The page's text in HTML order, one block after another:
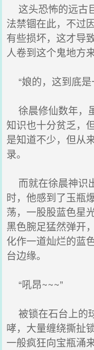
这头恐怖的远古
法禁锢在此，不过
有些损坏，这才导
人卷到这个鬼地方来
“娘的，这到底是
徐晨修仙数年，
知识也十分贫乏，
是知道不少，但从
录。
而就在徐晨神识
时，他感到了玉瓶
荡，一股股蓝色星
黑色腕足猛然弹开
化作一道灿烂的蓝
台边缘。
“吼昂~~~”
被锁在石台上的
哮，大量缠绕撕扯
一般疯狂向宝瓶涌来